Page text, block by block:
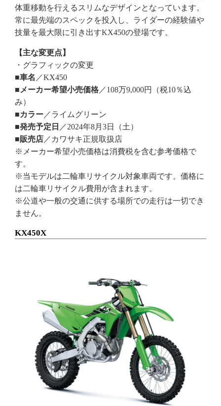
体重移動を行えるスリムなデザインとなっています。
常に最先端のスペックを投入し、ライダーの経験値や
技量を最大限に引き出すKX450の登場です。
【主な変更点】
・グラフィックの変更
■車名 ／KX450
■メーカー希望小売価格 ／108万9,000円（税10％込
み）
■カラー ／ライムグリーン
■発売予定日 ／2024年8月3日（土）
■販売店 ／カワサキ正規取扱店
※メーカー希望小売価格は消費税を含む参考価格で
す。
※当モデルは二輪車リサイクル対象車両です。価格に
は二輪車リサイクル費用が含まれます。
※公道や一般の交通に供する場所での走行は一切でき
ません。
KX450X